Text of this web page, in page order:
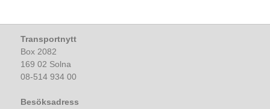
Transportnytt
Box 2082
169 02 Solna
08-514 934 00
Besöksadress